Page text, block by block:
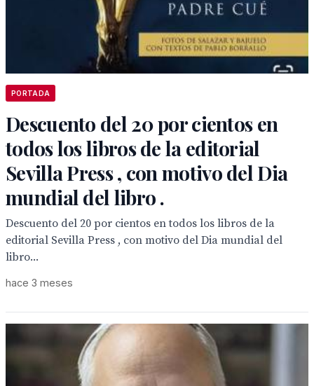
PORTADA
Descuento del 20 por cientos en
todos los libros de la editorial
Sevilla Press , con motivo del Dia
mundial del libro .
Descuento del 20 por cientos en todos los libros de la
editorial Sevilla Press , con motivo del Dia mundial del
libro...
hace 3 meses